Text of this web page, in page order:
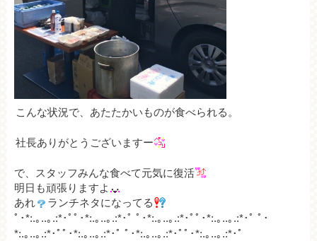
こんな状況で、あたたかいものが食べられる 。
社長ありがとうございますー
で、スタッフみんな食べて元気に復活
明日も頑張りますよ
あれ
ランチネタになってる
ﾟ･*:.｡..｡.:*･ﾟﾟ･*:.｡..｡.:*･ﾟ ﾟ･*:.｡..｡.:*･ﾟﾟ･*:.｡..｡.:*･ﾟ ﾟ･
*:.｡..｡.:*･ﾟﾟ･*:.｡..｡.:*･ﾟ ﾟ･*:.｡..｡.:*･ﾟﾟ･*:.｡..｡.:*･ﾟ